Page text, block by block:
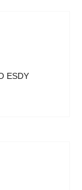
ESDY